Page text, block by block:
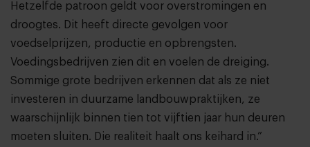
Hetzelfde patroon geldt voor overstromingen en
droogtes. Dit heeft directe gevolgen voor
voedselprijzen, productie en opbrengsten.
Voedingsbedrijven zien dit en voelen de dreiging.
Sommige grote bedrijven erkennen dat als ze niet
investeren in duurzame landbouwpraktijken, ze
waarschijnlijk binnen tien tot vijftien jaar hun deuren
moeten sluiten. Die realiteit haalt ons keihard in.”